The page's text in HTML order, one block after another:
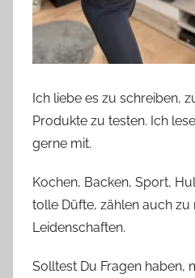
Ich liebe es zu schreiben,
Produkte zu testen. Ich
gerne mit.
Kochen, Backen, Sport,
tolle Düfte, zählen auch zu
Leidenschaften.
Solltest Du Fragen haben,